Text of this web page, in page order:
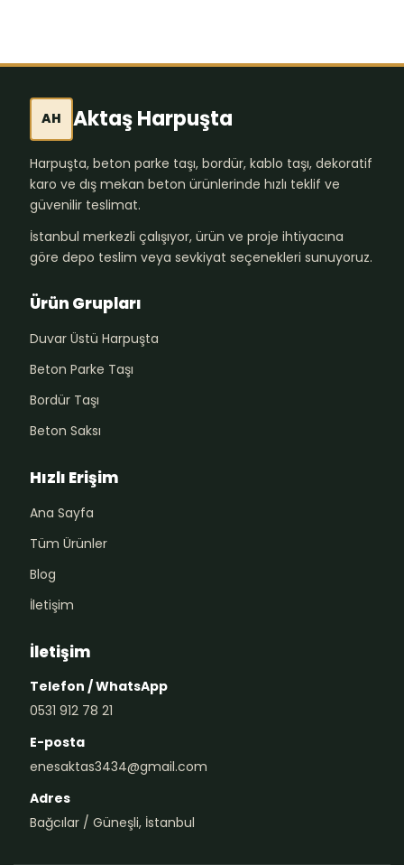
AH Aktaş Harpuşta
Harpuşta, beton parke taşı, bordür, kablo taşı, dekoratif
karo ve dış mekan beton ürünlerinde hızlı teklif ve
güvenilir teslimat.
İstanbul merkezli çalışıyor, ürün ve proje ihtiyacına
göre depo teslim veya sevkiyat seçenekleri sunuyoruz.
Ürün Grupları
Duvar Üstü Harpuşta
Beton Parke Taşı
Bordür Taşı
Beton Saksı
Hızlı Erişim
Ana Sayfa
Tüm Ürünler
Blog
İletişim
İletişim
Telefon / WhatsApp
0531 912 78 21
E-posta
enesaktas3434@gmail.com
Adres
Bağcılar / Güneşli, İstanbul